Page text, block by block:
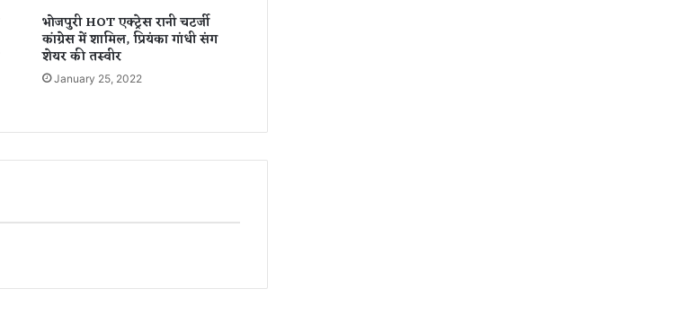
भोजपुरी HOT एक्ट्रेस रानी चटर्जी
कांग्रेस में शामिल, प्रियंका गांधी संग
शेयर की तस्वीर
January 25, 2022